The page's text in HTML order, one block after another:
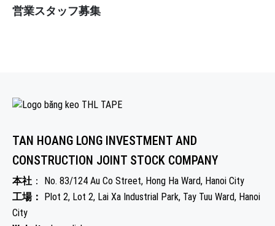
営業スタッフ募集
TAN HOANG LONG INVESTMENT AND
CONSTRUCTION JOINT STOCK COMPANY
本社 ： No. 83/124 Au Co Street, Hong Ha Ward, Hanoi City
工場： Plot 2, Lot 2, Lai Xa Industrial Park, Tay Tuu Ward, Hanoi
City